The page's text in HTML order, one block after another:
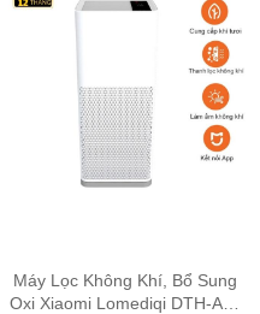
Máy Lọc Không Khí, Bổ Sung
Oxi Xiaomi Lomediqi DTH-A03